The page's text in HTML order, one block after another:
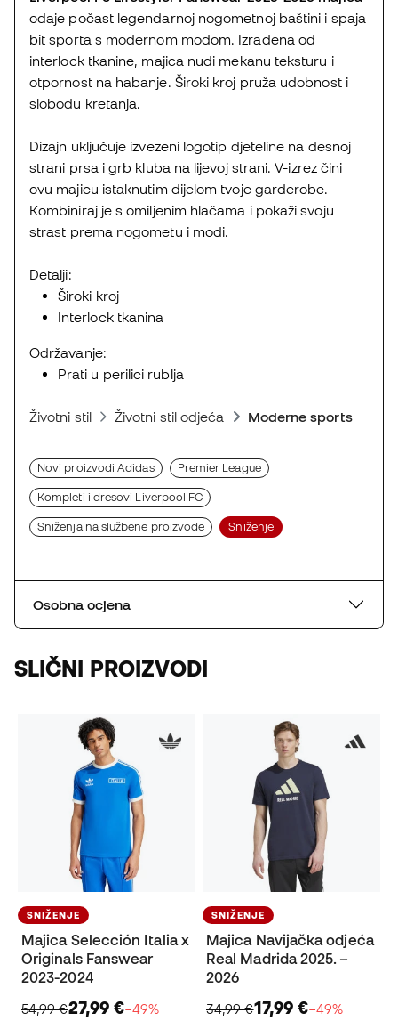
odaje počast legendarnoj nogometnoj baštini i spaja
bit sporta s modernom modom. Izrađena od
interlock tkanine, majica nudi mekanu teksturu i
otpornost na habanje. Široki kroj pruža udobnost i
slobodu kretanja.
Dizajn uključuje izvezeni logotip djeteline na desnoj
strani prsa i grb kluba na lijevoj strani. V-izrez čini
ovu majicu istaknutim dijelom tvoje garderobe.
Kombiniraj je s omiljenim hlačama i pokaži svoju
strast prema nogometu i modi.
Detalji:
Široki kroj
Interlock tkanina
Održavanje:
Prati u perilici rublja
Životni stil Životni stil odjeća Moderne sportske
Novi proizvodi Adidas Premier League
Kompleti i dresovi Liverpool FC
Sniženja na službene proizvode Sniženje
Osobna ocjena
SLIČNI PROIZVODI
SNIŽENJE
Majica Selección Italia x
Originals Fanswear
2023-2024
54,99 €27,99 €−49%
SNIŽENJE
Majica Navijačka odjeća
Real Madrida 2025. –
2026
34,99 €17,99 €−49%